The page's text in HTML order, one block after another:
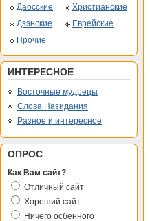
Даосские
Христианские
Дзэнские
Еврейские
Прочие
ИНТЕРЕСНОЕ
Восточные мудрецы
Слова Назидания
Разное и интересное
ОПРОС
Как Вам сайт?
Отличный сайт
Хороший сайт
Ничего осбенного